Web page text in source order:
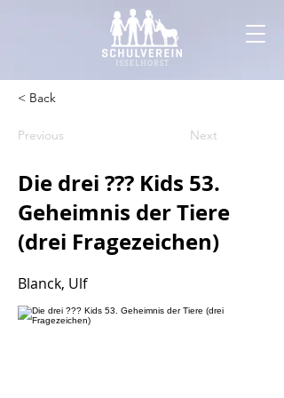
< Back
Previous Next
Die drei ??? Kids 53.
Geheimnis der Tiere
(drei Fragezeichen)
Blanck, Ulf